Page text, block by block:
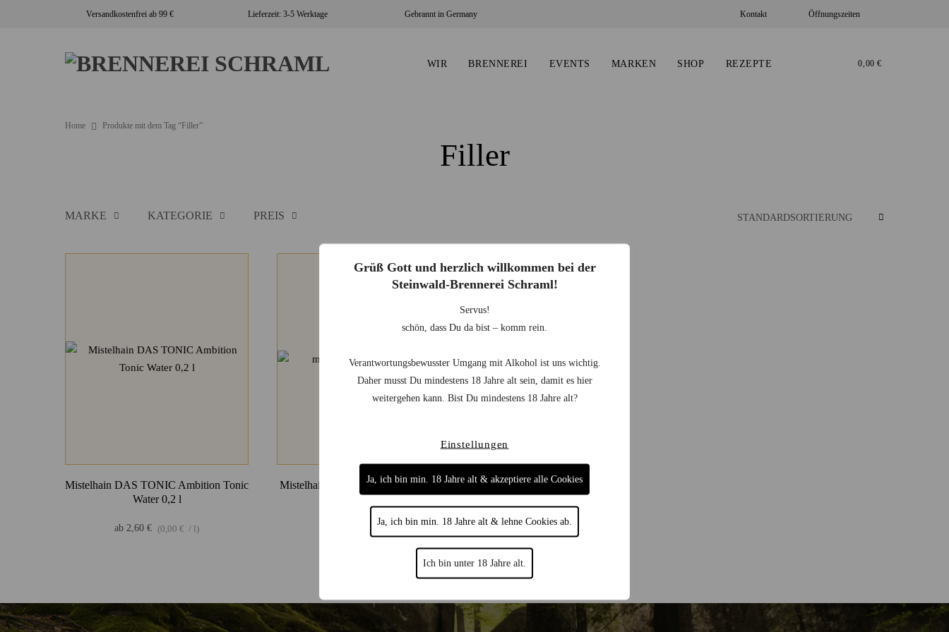
Grüß Gott und herzlich willkommen bei der
Steinwald-Brennerei Schraml!
Servus!
schön, dass Du da bist – komm rein.
Verantwortungsbewusster Umgang mit Alkohol ist uns wichtig.
Daher musst Du mindestens 18 Jahre alt sein, damit es hier
weitergehen kann. Bist Du mindestens 18 Jahre alt?
Ich bin unter 18 Jahre alt.
Einstellungen
Ja, ich bin min. 18 Jahre alt & lehne Cookies ab.
Ja, ich bin min. 18 Jahre alt & akzeptiere alle Cookies
Versandkostenfrei ab 99 € Lieferzeit: 3-5 Werktage Gebrannt in Germany Kontakt Öffnungszeiten
WIR BRENNEREI EVENTS MARKEN SHOP REZEPTE 0,00€
Home Produkte mit dem Tag “Filler”
Filler
MARKE KATEGORIE PREIS
Mistelhain DAS TONIC Ambition Tonic
Water 0,2 l
ab 2,60 € (0,00 € / l )
Mistelhain Navy DASGINGER Ginger
Beer 0,2 l
13,50 € /l )